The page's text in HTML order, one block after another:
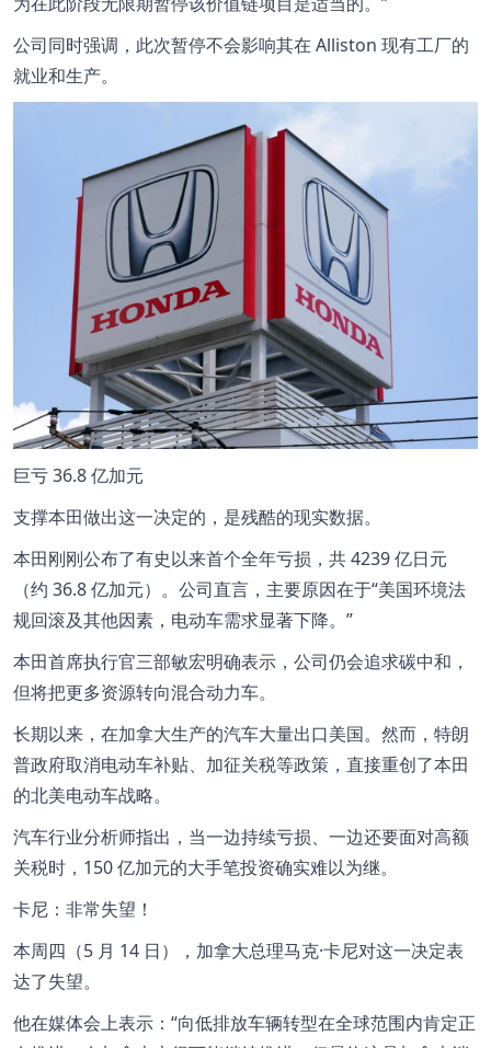
公司同时强调，此次暂停不会影响其在 Alliston 现有工厂的
就业和生产。
巨亏 36.8 亿加元
支撑本田做出这一决定的，是残酷的现实数据。
本田刚刚公布了有史以来首个全年亏损，共 4239 亿日元
（约 36.8 亿加元）。公司直言，主要原因在于“美国环境法
规回滚及其他因素，电动车需求显著下降。”
本田首席执行官三部敏宏明确表示，公司仍会追求碳中和，
但将把更多资源转向混合动力车。
长期以来，在加拿大生产的汽车大量出口美国。然而，特朗
普政府取消电动车补贴、加征关税等政策，直接重创了本田
的北美电动车战略。
汽车行业分析师指出，当一边持续亏损、一边还要面对高额
关税时，150 亿加元的大手笔投资确实难以为继。
卡尼：非常失望！
本周四（5 月 14 日），加拿大总理马克·卡尼对这一决定表
达了失望。
他在媒体会上表示：“向低排放车辆转型在全球范围内肯定正